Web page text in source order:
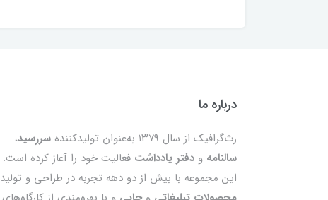
درباره ما
رث‌گرافیک از سال ۱۳۷۹ به‌عنوان تولیدکننده سررسید،
سالنامهودفتر یادداشت فعالیت خود را آغاز کرده است.
این مجموعه با بیش از دو دهه تجربه در طراحی و تولید